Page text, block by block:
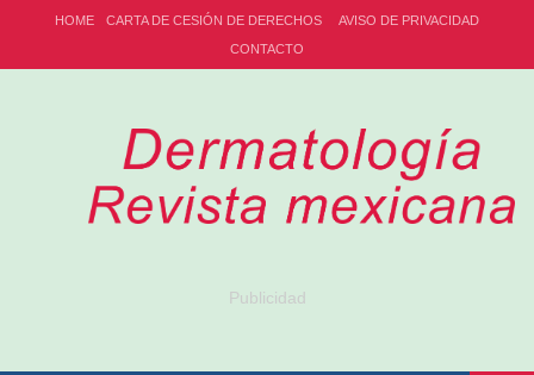
HOME CARTA DE CESIÓN DE DERECHOS
AVISO DE PRIVACIDAD
CONTACTO
Publicidad